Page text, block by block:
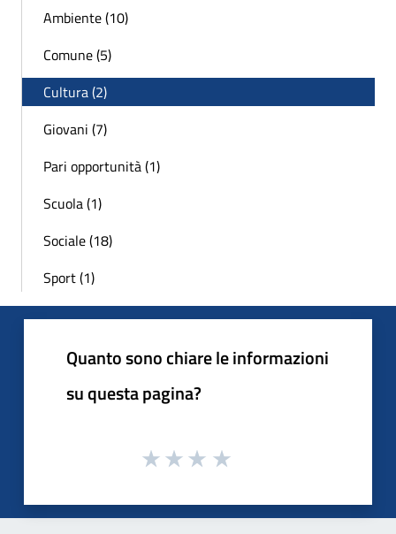
Ambiente (10)
Comune (5)
Cultura (2)
Giovani (7)
Pari opportunità (1)
Scuola (1)
Sociale (18)
Sport (1)
Quanto sono chiare le informazioni
su questa pagina?